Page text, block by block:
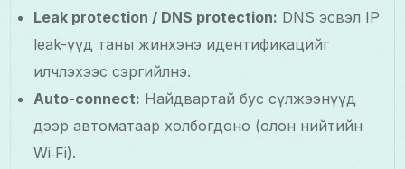
Leak protection / DNS protection: DNS эсвэл IP
leak-үүд таны жинхэнэ идентификацийг
илчлэхээс сэргийлнэ.
Auto-connect: Найдвартай бус сүлжээнүүд
дээр автоматаар холбогдоно (олон нийтийн
Wi‑Fi).